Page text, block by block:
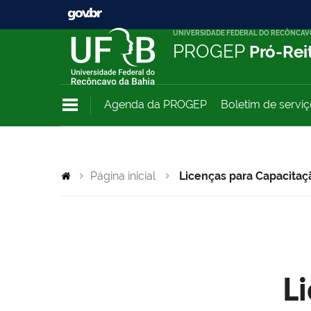
UNIVERSIDADE FEDERAL DO
PROGEP Pró-
Agenda da PROGEP Boletim de
Página inicial Licenças para